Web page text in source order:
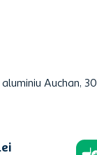
aluminiu Auchan, 30